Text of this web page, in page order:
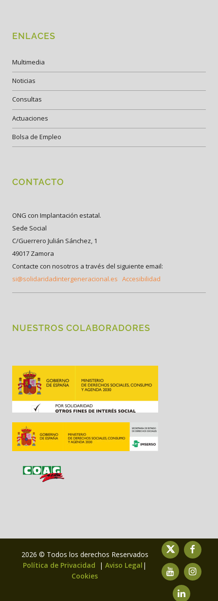
ENLACES
Multimedia
Noticias
Consultas
Actuaciones
Bolsa de Empleo
CONTACTO
ONG con Implantación estatal.
Sede Social
C/Guerrero Julián Sánchez, 1
49017 Zamora
Contacte con nosotros a través del siguiente email:
si@solidaridadintergeneracional.es Accesibilidad
NUESTROS COLABORADORES
2026 © Todos los derechos Reservados
Política de Privacidad
| Aviso Legal |
Cookies